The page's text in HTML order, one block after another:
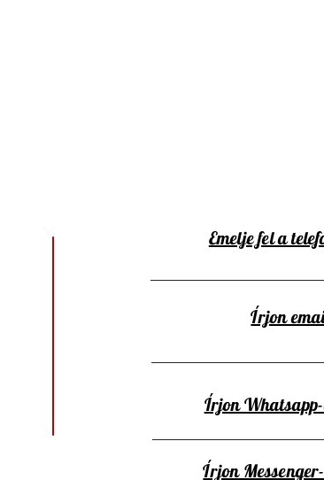
Emelje fel a
Írjon
Írjon
Írjon